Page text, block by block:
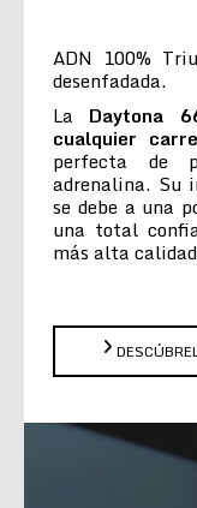
ADN 100%
desenfadada.
La Daytona
cualquier
perfecta de
adrenalina. Su
se debe a una
una total
más alta